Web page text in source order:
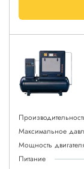
Максимальное
Мощность
Питание